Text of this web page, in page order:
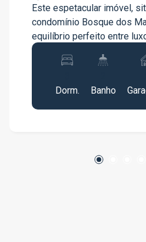
Este espetacular imóvel,
condomínio Bosque dos
equilíbrio perfeito entre
funcionalidade. Com 350
de área construída, esta
viver momentos
amigos. Características do Imóvel: 3 Suítes na
ambiente aconchegante
Dorm.
Banho